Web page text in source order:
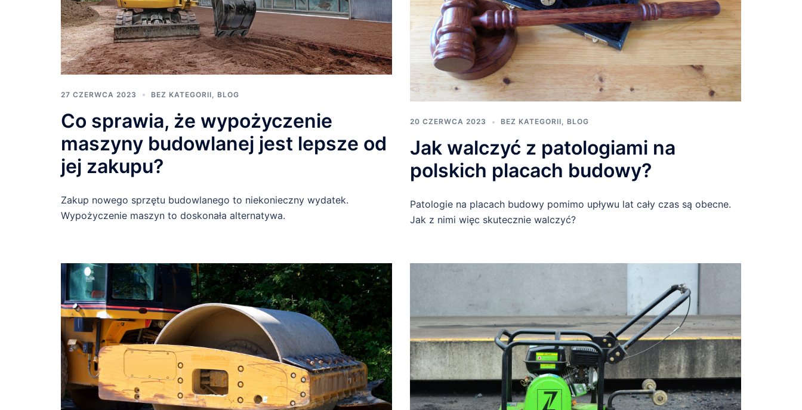
27 CZERWCA 2023 BEZ KATEGORII BLOG
Co sprawia, że wypożyczenie
maszyny budowlanej jest lepsze od
jej zakupu?
Zakup nowego sprzętu budowlanego to niekonieczny wydatek.
Wypożyczenie maszyn to doskonała alternatywa.
20 CZERWCA 2023 BEZ KATEGORII, BLOG
Jak walczyć z patologiami na
polskich placach budowy?
Patologie na placach budowy pomimo upływu lat cały czas są obecne.
Jak z nimi więc skutecznie walczyć?